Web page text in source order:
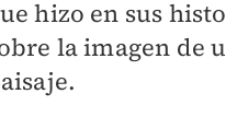
hizo en sus
la imagen de